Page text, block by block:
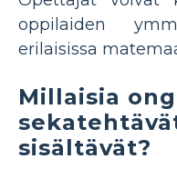
oppilaiden
erilaisissa
Millaisia
sisältävät?